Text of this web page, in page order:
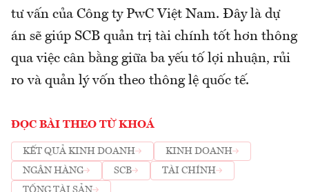
tư vấn của Công ty PwC Việt Nam. Đây là dự
án sẽ giúp SCB quản trị tài chính tốt hơn thông
qua việc cân bằng giữa ba yếu tố lợi nhuận, rủi
ro và quản lý vốn theo thông lệ quốc tế.
ĐỌC BÀI THEO TỪ KHOÁ
KẾT QUẢ KINH DOANH
KINH DOANH
NGÂN HÀNG
SCB
TÀI CHÍNH